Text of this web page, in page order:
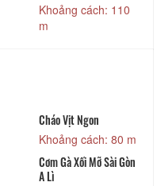
Khoảng cách: 110
m
Cháo Vịt Ngon
Khoảng cách: 80 m
Cơm Gà Xối Mỡ Sài Gòn
A Lì